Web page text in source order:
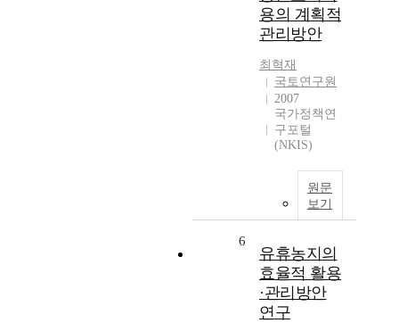
용의 계획적
관리방안
최혁재
국토연구원
2007
국가정책연
구포털
(NKIS)
원문
보기
6
유휴농지의
효율적 활용
·관리방안
연구